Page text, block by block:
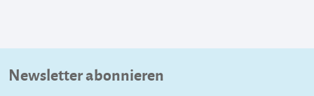
Newsletter abonnieren